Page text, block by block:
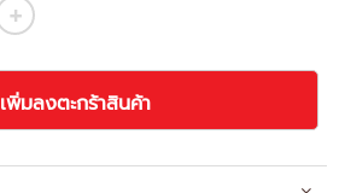
เพิ่มลงตะกร้าสินค้า